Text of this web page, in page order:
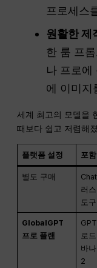
프로세스
원활한 제
한 룸 프
나 프로에
에 이미지
세계 최고의 모델을
때보다 쉽고 저렴해
플랫폼 설정 포
별도 구매
러
도구
GlobalGPT
프로 플랜
로
바
2